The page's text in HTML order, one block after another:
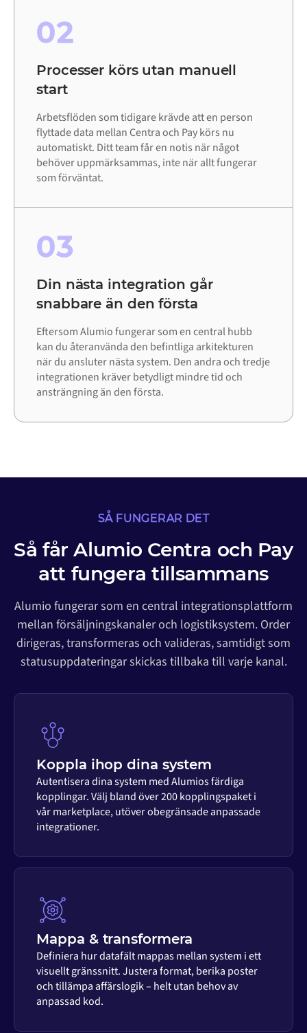
02
Processer körs utan manuell
start
Arbetsflöden som tidigare krävde att en person
flyttade data mellan Centra och Pay körs nu
automatiskt. Ditt team får en notis när något
behöver uppmärksammas, inte när allt fungerar
som förväntat.
03
Din nästa integration går
snabbare än den första
Eftersom Alumio fungerar som en central hubb
kan du återanvända den befintliga arkitekturen
när du ansluter nästa system. Den andra och tredje
integrationen kräver betydligt mindre tid och
ansträngning än den första.
SÅ FUNGERAR DET
Så får Alumio Centra och Pay
att fungera tillsammans
Alumio fungerar som en central integrationsplattform
mellan försäljningskanaler och logistiksystem. Order
dirigeras, transformeras och valideras, samtidigt som
statusuppdateringar skickas tillbaka till varje kanal.
Koppla ihop dina system
Autentisera dina system med Alumios färdiga
kopplingar. Välj bland över 200 kopplingspaket i
vår marketplace, utöver obegränsade anpassade
integrationer.
Mappa & transformera
Definiera hur datafält mappas mellan system i ett
visuellt gränssnitt. Justera format, berika poster
och tillämpa affärslogik – helt utan behov av
anpassad kod.